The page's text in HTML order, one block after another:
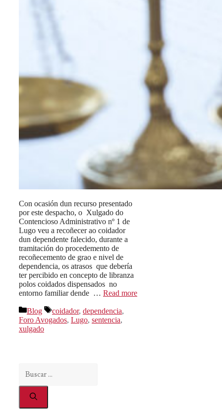
Con ocasión dun recurso presentado
por este despacho, o Xulgado do
Contencioso Administrativo nº 1 de
Lugo veu a recoñecer ao coidador
dun dependente falecido, durante a
tramitación do procedemento de
recoñecemento de grao e nivel de
dependencia, os atrasos que debería
ter percibido en concepto de libranza
polos coidados dispensados no
entorno familiar dende … Read more
Categorías
Blog Etiquetas
coidador, dependencia,
Foro Avogados, Lugo, sentencia,
xulgado